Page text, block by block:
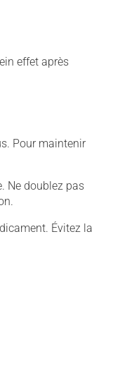
effet après
Pour maintenir
Ne doublez pas
Évitez la